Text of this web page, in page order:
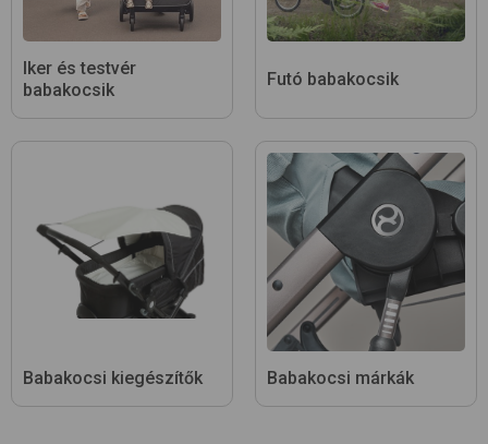
Iker és testvér
babakocsik
Futó babakocsik
Babakocsi kiegészítők Babakocsi márkák